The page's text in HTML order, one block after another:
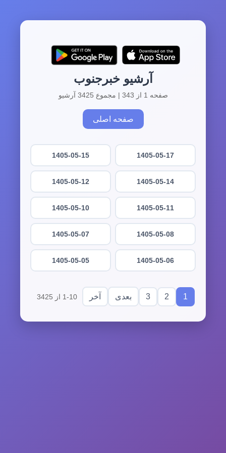
آرشیو خبرجنوب
صفحه 1 از 343 | مجموع 3425 آرشیو
صفحه اصلی
1405-05-17
1405-05-15
1405-05-14
1405-05-12
1405-05-11
1405-05-10
1405-05-08
1405-05-07
1405-05-06
1405-05-05
1
2
3 بعدی آخر 1-10 از 3425